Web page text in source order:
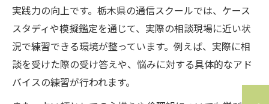
実践力の向上です。栃木県の通信スクールでは、ケース
スタディや模擬鑑定を通じて、実際の相談現場に近い状
況で練習できる環境が整っています。例えば、実際に相
談を受けた際の受け答えや、悩みに対する具体的なアド
バイスの練習が行われます。